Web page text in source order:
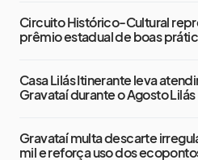
Circuito Histórico-Cultural
prêmio estadual de boas
Casa Lilás Itinerante leva
Gravataí durante o Agosto Lilás
Gravataí multa descarte
mil e reforça uso dos